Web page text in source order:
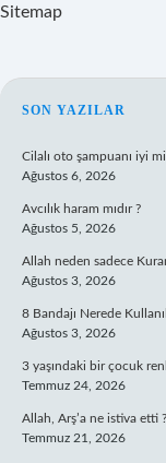
Sitemap
SON YAZILAR
Cilalı oto şampuanı iyi
Ağustos 6, 2026
Avcılık haram mıdır ?
Ağustos 5, 2026
Allah neden sadece
Ağustos 3, 2026
8 Bandajı Nerede
Ağustos 3, 2026
3 yaşındaki bir çocuk
Temmuz 24, 2026
Allah, Arş’a ne istiva etti ?
Temmuz 21, 2026